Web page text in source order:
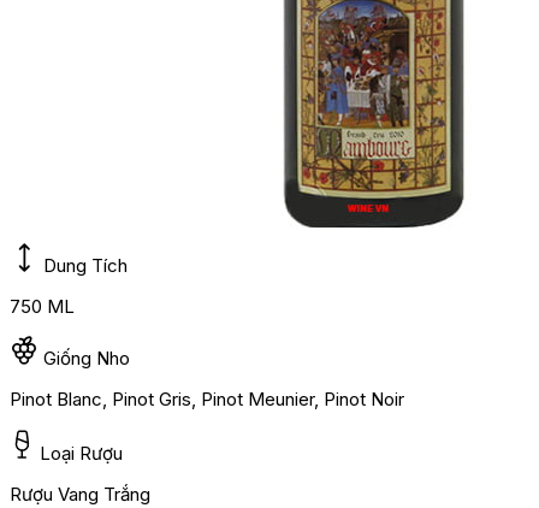
Dung Tích
750 ML
Giống Nho
Pinot Blanc, Pinot Gris, Pinot Meunier, Pinot Noir
Loại Rượu
Rượu Vang Trắng